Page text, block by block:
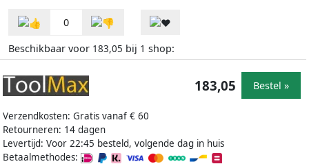
0
Beschikbaar voor 183,05 bij 1 shop:
Verzendkosten: Gratis vanaf € 60
Retourneren: 14 dagen
Levertijd: Voor 22:45 besteld, volgende dag in huis
Betaalmethodes:
183,05 Bestel »